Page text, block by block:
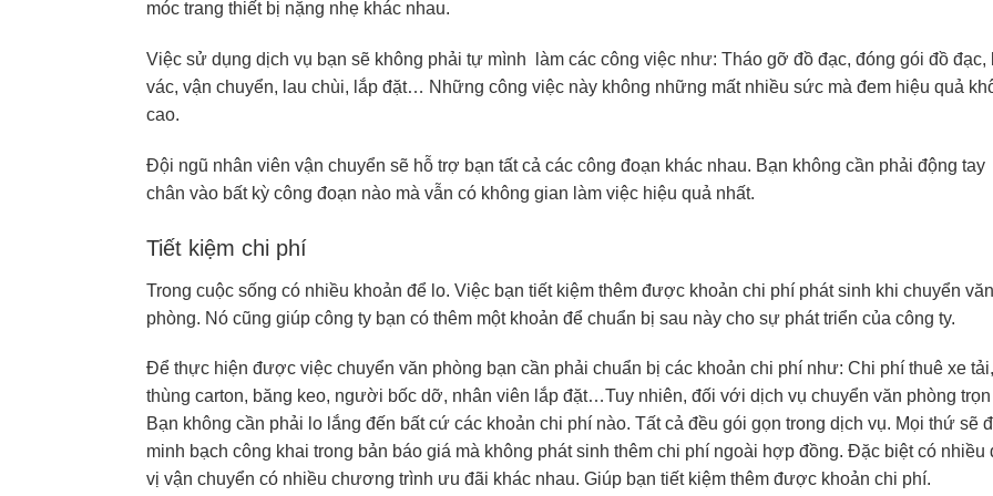
móc trang thiết bị nặng nhẹ khác nhau.
Việc sử dụng dịch vụ bạn sẽ không phải tự mình làm các công việc như: Tháo gỡ đồ đạc, đóng gói đồ đạc,
vác, vận chuyển, lau chùi, lắp đặt… Những công việc này không những mất nhiều sức mà đem hiệu quả
cao.
Đội ngũ nhân viên vận chuyển sẽ hỗ trợ bạn tất cả các công đoạn khác nhau. Bạn không cần phải động tay
chân vào bất kỳ công đoạn nào mà vẫn có không gian làm việc hiệu quả nhất.
Tiết kiệm chi phí
Trong cuộc sống có nhiều khoản để lo. Việc bạn tiết kiệm thêm được khoản chi phí phát sinh khi chuyển văn
phòng. Nó cũng giúp công ty bạn có thêm một khoản để chuẩn bị sau này cho sự phát triển của công ty.
Để thực hiện được việc chuyển văn phòng bạn cần phải chuẩn bị các khoản chi phí như: Chi phí thuê xe tải,
thùng carton, băng keo, người bốc dỡ, nhân viên lắp đặt…Tuy nhiên, đối với dịch vụ chuyển văn phòng trọn
Bạn không cần phải lo lắng đến bất cứ các khoản chi phí nào. Tất cả đều gói gọn trong dịch vụ. Mọi thứ sẽ
minh bạch công khai trong bản báo giá mà không phát sinh thêm chi phí ngoài hợp đồng. Đặc biệt có nhiều
vị vận chuyển có nhiều chương trình ưu đãi khác nhau. Giúp bạn tiết kiệm thêm được khoản chi phí.